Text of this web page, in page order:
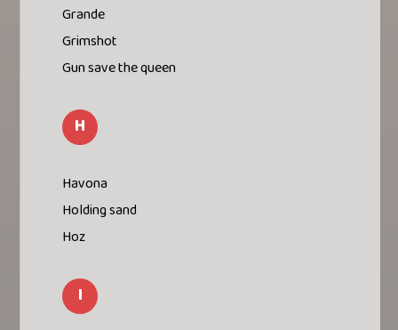
Grande
Grimshot
Gun save the queen
H
Havona
Holding sand
Hoz
I